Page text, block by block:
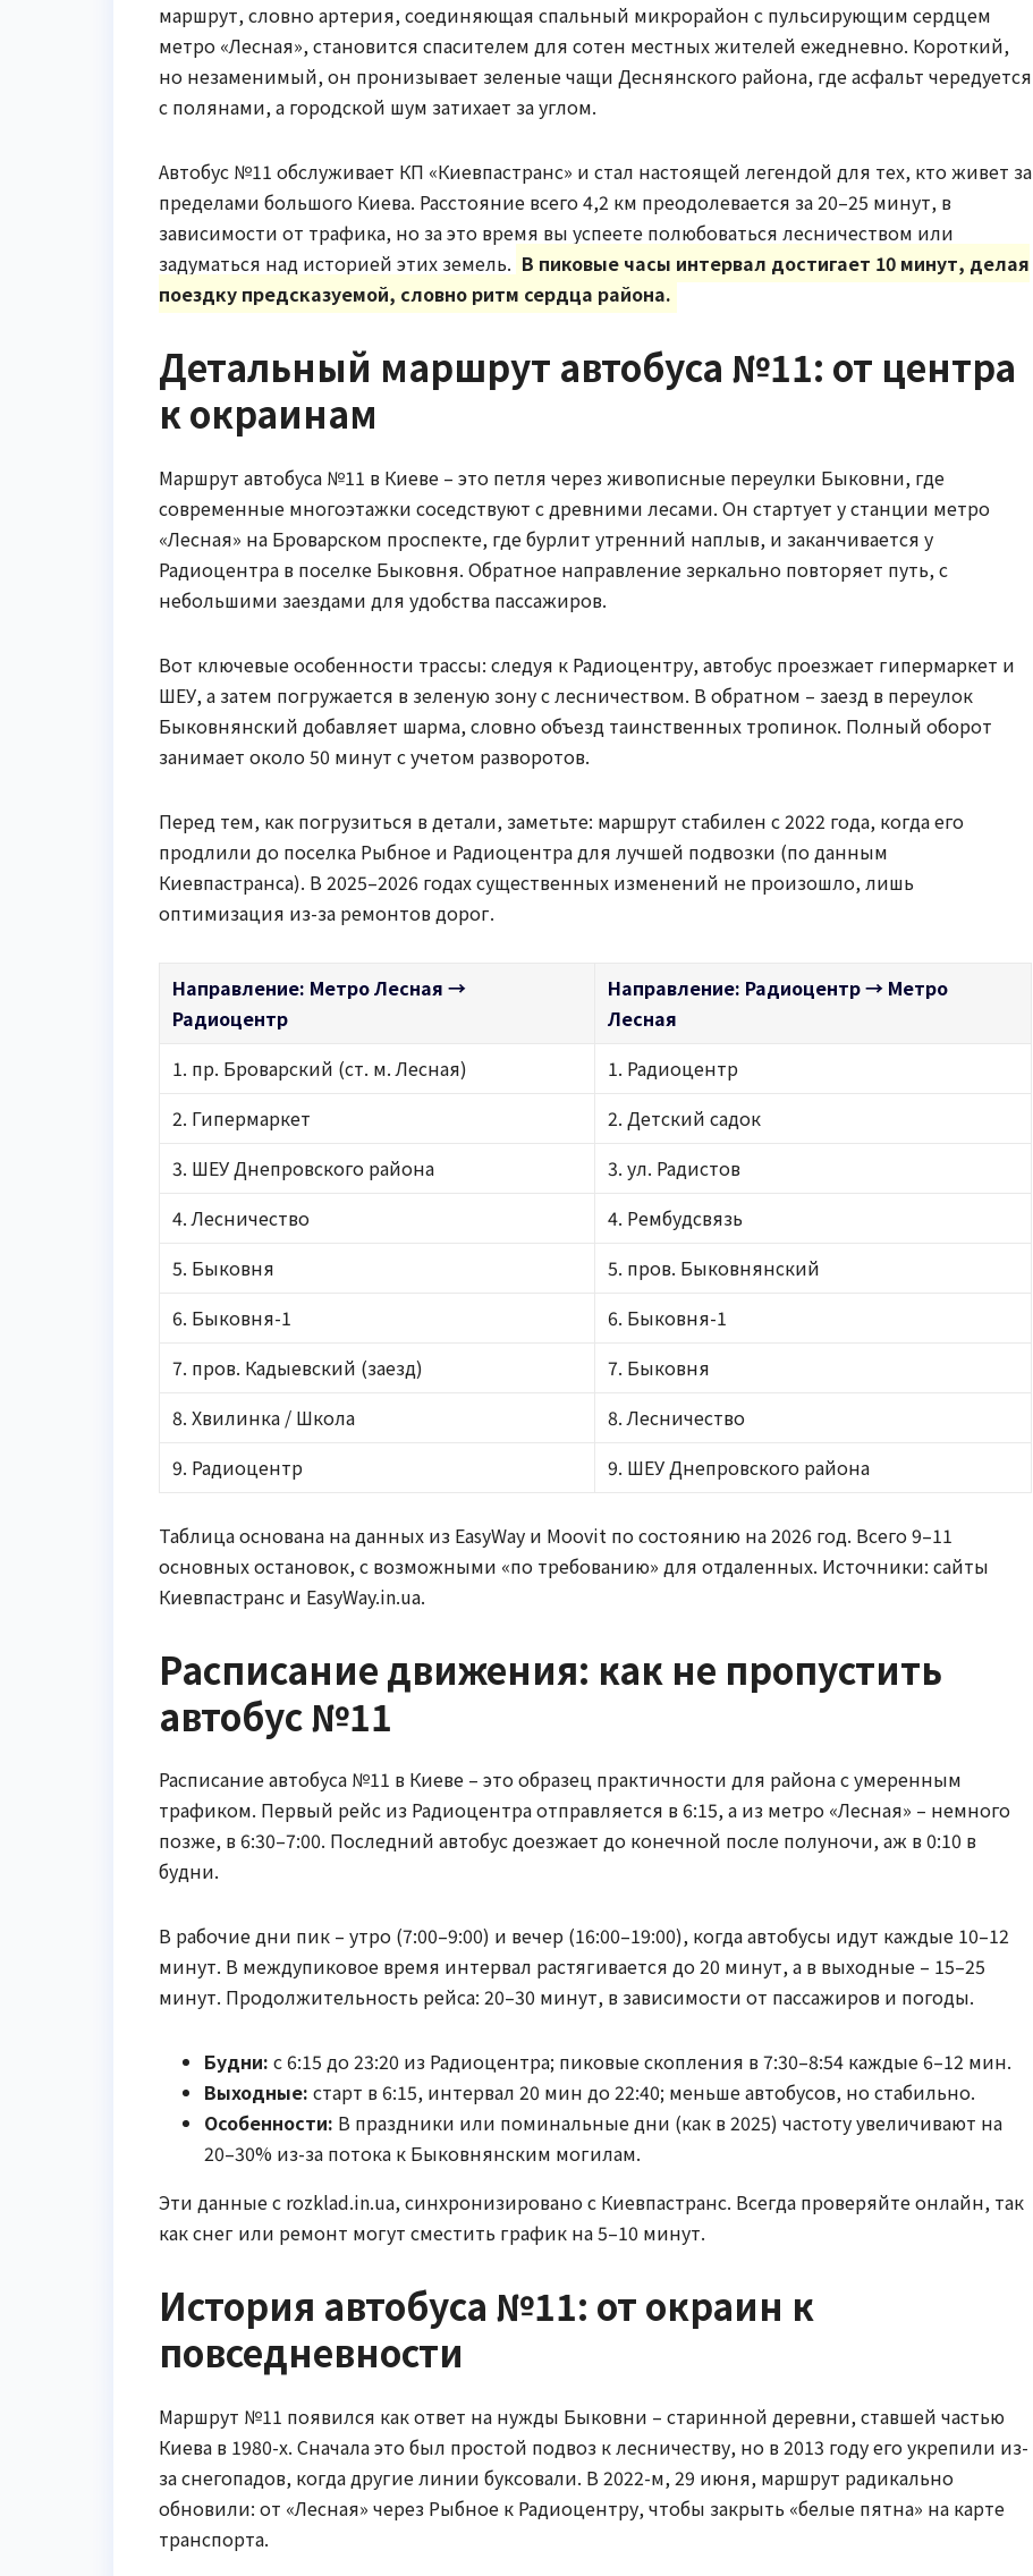
маршрут, словно артерия, соединяющая спальный микрорайон с пульсирующим сердцем
метро «Лесная», становится спасителем для сотен местных жителей ежедневно. Короткий,
но незаменимый, он пронизывает зеленые чащи Деснянского района, где асфальт чередуется
с полянами, а городской шум затихает за углом.
Автобус №11 обслуживает КП «Киевпастранс» и стал настоящей легендой для тех, кто живет за
пределами большого Киева. Расстояние всего 4,2 км преодолевается за 20–25 минут, в
зависимости от трафика, но за это время вы успеете полюбоваться лесничеством или
задуматься над историей этих земель. В пиковые часы интервал достигает 10 минут, делая
поездку предсказуемой, словно ритм сердца района.
Детальный маршрут автобуса №11: от центра
к окраинам
Маршрут автобуса №11 в Киеве – это петля через живописные переулки Быковни, где
современные многоэтажки соседствуют с древними лесами. Он стартует у станции метро
«Лесная» на Броварском проспекте, где бурлит утренний наплыв, и заканчивается у
Радиоцентра в поселке Быковня. Обратное направление зеркально повторяет путь, с
небольшими заездами для удобства пассажиров.
Вот ключевые особенности трассы: следуя к Радиоцентру, автобус проезжает гипермаркет и
ШЕУ, а затем погружается в зеленую зону с лесничеством. В обратном – заезд в переулок
Быковнянский добавляет шарма, словно объезд таинственных тропинок. Полный оборот
занимает около 50 минут с учетом разворотов.
Перед тем, как погрузиться в детали, заметьте: маршрут стабилен с 2022 года, когда его
продлили до поселка Рыбное и Радиоцентра для лучшей подвозки (по данным
Киевпастранса). В 2025–2026 годах существенных изменений не произошло, лишь
оптимизация из-за ремонтов дорог.
Направление: Метро Лесная →
Радиоцентр
Направление: Радиоцентр → Метро
Лесная
1. пр. Броварский (ст. м. Лесная)
1. Радиоцентр
2. Гипермаркет
2. Детский садок
3. ШЕУ Днепровского района
3. ул. Радистов
4. Лесничество
4. Рембудсвязь
5. Быковня
5. пров. Быковнянский
6. Быковня-1
6. Быковня-1
7. пров. Кадыевский (заезд)
7. Быковня
8. Хвилинка / Школа
8. Лесничество
9. Радиоцентр
9. ШЕУ Днепровского района
Таблица основана на данных из EasyWay и Moovit по состоянию на 2026 год. Всего 9–11
основных остановок, с возможными «по требованию» для отдаленных. Источники: сайты
Киевпастранс и EasyWay.in.ua.
Расписание движения: как не пропустить
автобус №11
Расписание автобуса №11 в Киеве – это образец практичности для района с умеренным
трафиком. Первый рейс из Радиоцентра отправляется в 6:15, а из метро «Лесная» – немного
позже, в 6:30–7:00. Последний автобус доезжает до конечной после полуночи, аж в 0:10 в
будни.
В рабочие дни пик – утро (7:00–9:00) и вечер (16:00–19:00), когда автобусы идут каждые 10–12
минут. В междупиковое время интервал растягивается до 20 минут, а в выходные – 15–25
минут. Продолжительность рейса: 20–30 минут, в зависимости от пассажиров и погоды.
Будни: с 6:15 до 23:20 из Радиоцентра; пиковые скопления в 7:30–8:54 каждые 6–12 мин.
Выходные: старт в 6:15, интервал 20 мин до 22:40; меньше автобусов, но стабильно.
Особенности: В праздники или поминальные дни (как в 2025) частоту увеличивают на
20–30% из-за потока к Быковнянским могилам.
Эти данные с rozklad.in.ua, синхронизировано с Киевпастранс. Всегда проверяйте онлайн, так
как снег или ремонт могут сместить график на 5–10 минут.
История автобуса №11: от окраин к
повседневности
Маршрут №11 появился как ответ на нужды Быковни – старинной деревни, ставшей частью
Киева в 1980-х. Сначала это был простой подвоз к лесничеству, но в 2013 году его укрепили из-
за снегопадов, когда другие линии буксовали. В 2022-м, 29 июня, маршрут радикально
обновили: от «Лесная» через Рыбное к Радиоцентру, чтобы закрыть «белые пятна» на карте
транспорта.